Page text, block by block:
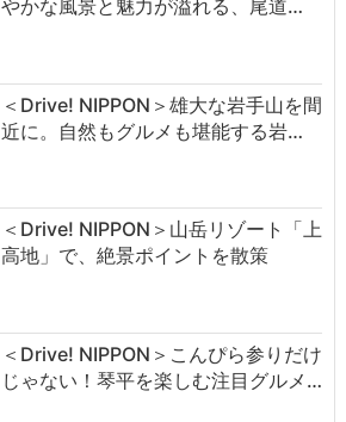
やかな風景と魅力が溢れる、尾道…
＜Drive! NIPPON＞雄大な岩手山を間
近に。自然もグルメも堪能する岩…
＜Drive! NIPPON＞山岳リゾート「上
高地」で、絶景ポイントを散策
＜Drive! NIPPON＞こんぴら参りだけ
じゃない！琴平を楽しむ注目グルメ…